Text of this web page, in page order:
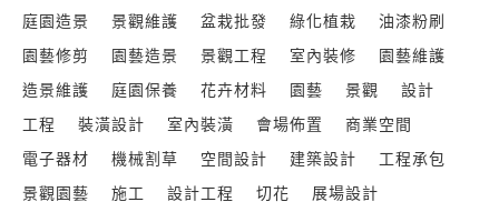
庭園造景
景觀維護 盆栽批發 綠化植栽
油漆粉刷
園藝修剪
園藝造景 景觀工程 室內裝修
園藝維護
造景維護
庭園保養 花卉材料 園藝 景觀
設計
工程
裝潢設計 室內裝潢 會場佈置
商業空間
電子器材
機械割草 空間設計 建築設計
工程承包
景觀園藝
施工 設計工程 切花
展場設計